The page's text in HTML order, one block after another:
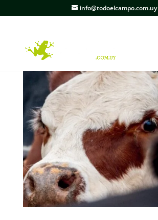
info@todoelcampo.com.uy